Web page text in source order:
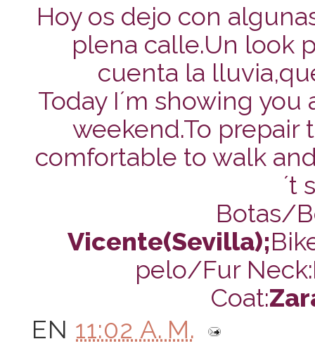
Hoy os dejo con
plena calle.Un look
cuenta la
Today I´m showing
weekend.To
comfortable to walk
´t
Botas/
Vicente(Sevilla);
pelo/Fur Neck:
Coat:
EN 11:02 A. M.